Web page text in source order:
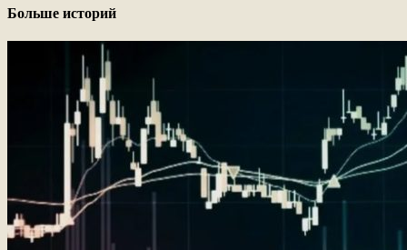
Больше историй